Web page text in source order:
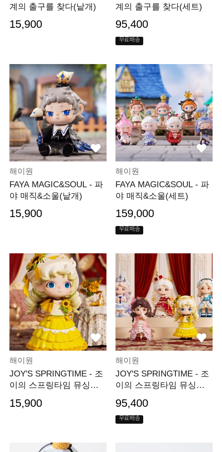
계의 출구를 찾다(낱개)
15,900
계의 출구를 찾다(세트)
95,400
무료배송
해이원
FAYA MAGIC&SOUL - 파
야 매직&소울(낱개)
15,900
해이원
FAYA MAGIC&SOUL - 파
야 매직&소울(세트)
159,000
무료배송
해이원
JOY'S SPRINGTIME - 조
이의 스프링타임 뮤싱즈
15,900
해이원
JOY'S SPRINGTIME - 조
이의 스프링타임 뮤싱즈
95,400
무료배송